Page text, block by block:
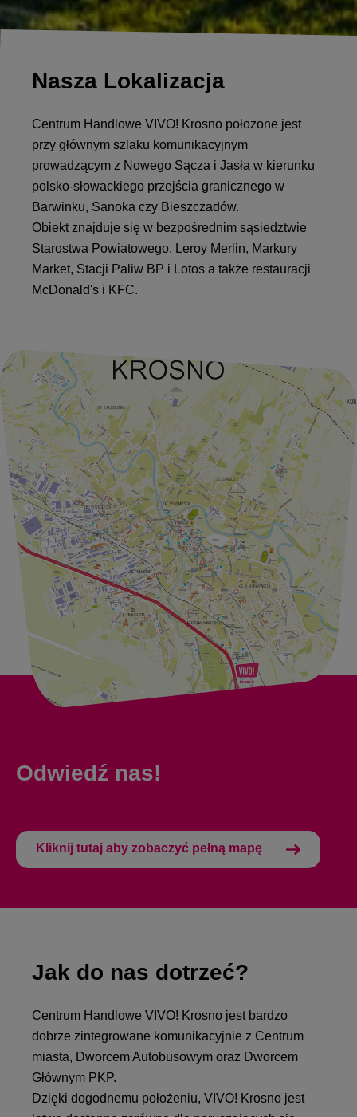
Nasza Lokalizacja
Centrum Handlowe VIVO! Krosno położone jest
przy głównym szlaku komunikacyjnym
prowadzącym z Nowego Sącza i Jasła w kierunku
polsko-słowackiego przejścia granicznego w
Barwinku, Sanoka czy Bieszczadów.
Obiekt znajduje się w bezpośrednim sąsiedztwie
Starostwa Powiatowego, Leroy Merlin, Markury
Market, Stacji Paliw BP i Lotos a także restauracji
McDonald's i KFC.
Odwiedź nas!
Kliknij tutaj aby zobaczyć pełną mapę
Jak do nas dotrzeć?
Centrum Handlowe VIVO! Krosno jest bardzo
dobrze zintegrowane komunikacyjnie z Centrum
miasta, Dworcem Autobusowym oraz Dworcem
Głównym PKP.
Dzięki dogodnemu położeniu, VIVO! Krosno jest